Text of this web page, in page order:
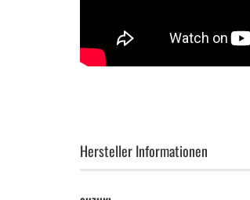
Hersteller Informationen